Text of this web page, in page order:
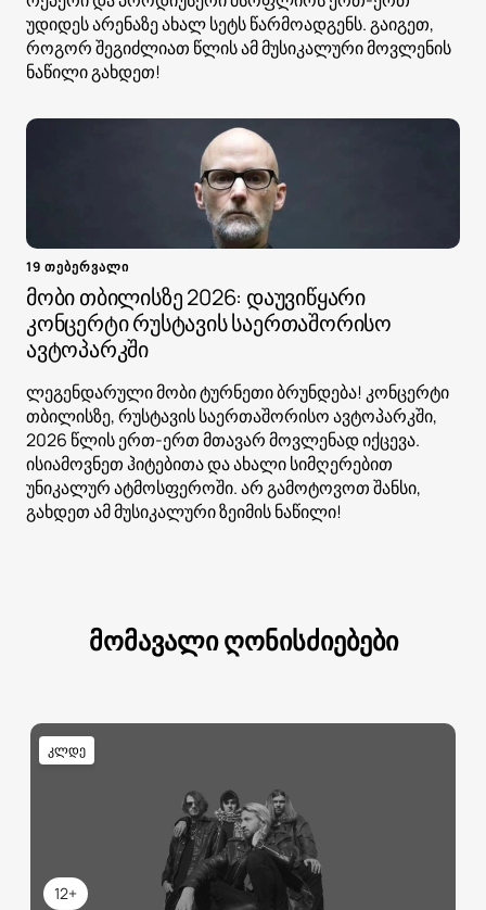
უდიდეს არენაზე ახალ სეტს წარმოადგენს. გაიგეთ,
როგორ შეგიძლიათ წლის ამ მუსიკალური მოვლენის
ნაწილი გახდეთ!
19 თებერვალი
მობი თბილისზე 2026: დაუვიწყარი
კონცერტი რუსტავის საერთაშორისო
ავტოპარკში
ლეგენდარული მობი ტურნეთი ბრუნდება! კონცერტი
თბილისზე, რუსტავის საერთაშორისო ავტოპარკში,
2026 წლის ერთ-ერთ მთავარ მოვლენად იქცევა.
ისიამოვნეთ ჰიტებითა და ახალი სიმღერებით
უნიკალურ ატმოსფეროში. არ გამოტოვოთ შანსი,
გახდეთ ამ მუსიკალური ზეიმის ნაწილი!
მომავალი ღონისძიებები
12+
კლდე